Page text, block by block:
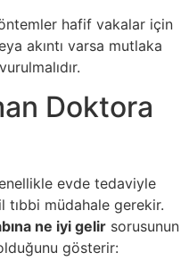
hafif vakalar için
akıntı varsa mutlaka
Doktora
evde tedaviyle
tıbbi müdahale gerekir.
ne iyi gelir sorusunun
gösterir: